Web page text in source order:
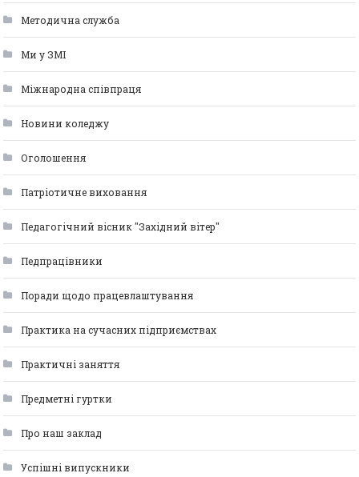
Методична служба
Ми у ЗМІ
Міжнародна співпраця
Новини коледжу
Оголошення
Патріотичне виховання
Педагогічний вісник "Західний вітер"
Педпрацівники
Поради щодо працевлаштування
Практика на сучасних підприємствах
Практичні заняття
Предметні гуртки
Про наш заклад
Успішні випускники